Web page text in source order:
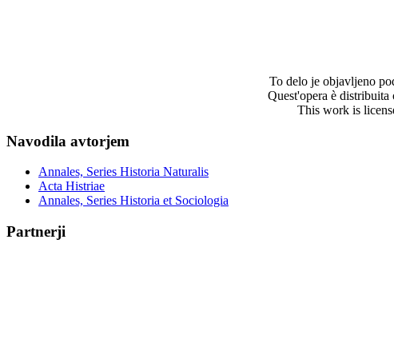
To delo je objavljeno
Quest'opera è distribuita
This work is
Navodila avtorjem
Annales, Series Historia Naturalis
Acta Histriae
Annales, Series Historia et Sociologia
Partnerji